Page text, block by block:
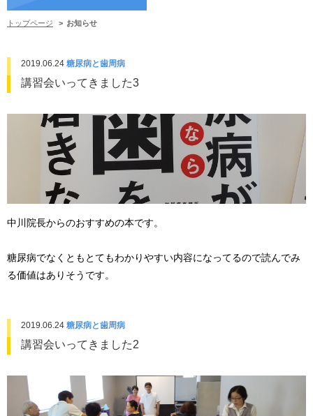
トップページ お知らせ
2019.06.24 糖尿病と歯周病
講習会いってきました3
中川院長からのおすすめの本です。
糖尿病でなくともとてもわかりやすい内容になってるので読んでみ
る価値はありそうです。
2019.06.24 糖尿病と歯周病
講習会いってきました2